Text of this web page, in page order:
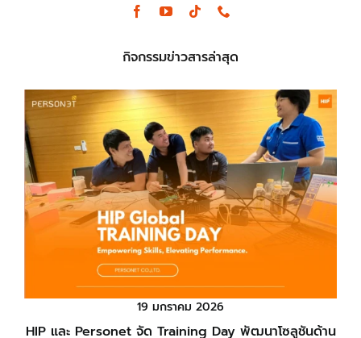
กิจกรรมข่าวสารล่าสุด
19 มกราคม 2026
HIP และ Personet จัด Training Day พัฒนาโซลูชันด้าน